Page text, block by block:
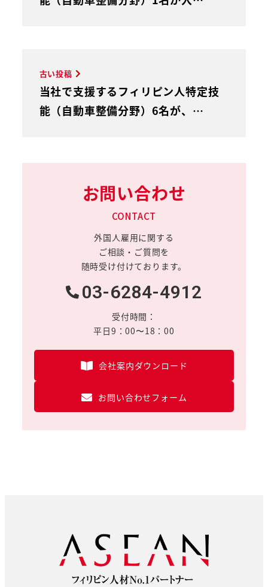
古い投稿
当社で支援するフィリピン人特定技
能（自動車整備分野）6名が、…
お問い合わせ
CONTACT
外国人雇用に関する
ご相談・ご質問を
随時受け付けております。
03-6284-4912
受付時間：
平日9：00〜18：00
会社案内ダウンロード
お問い合わせフォーム